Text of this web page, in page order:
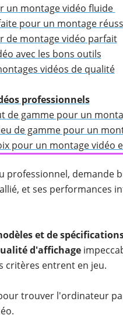
un montage vidéo fluide
pour un montage
de montage vidéo parfait
avec les bons outils
vidéos de qualité
professionnels
de gamme pour un
de gamme pour un
pour un montage vidéo
professionnel, demande
et ses performances
et de
d'affichage
critères entrent en jeu.
trouver l'ordinateur